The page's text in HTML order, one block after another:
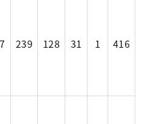
239 128 31 1 416